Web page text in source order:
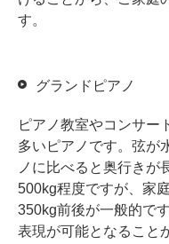
す。
グランドピアノ
ピアノ教室やコンサー
多いピアノです。弦が
ノに比べると奥行きが
500kg程度ですが、家
350kg前後が一般的で
表現が可能となること